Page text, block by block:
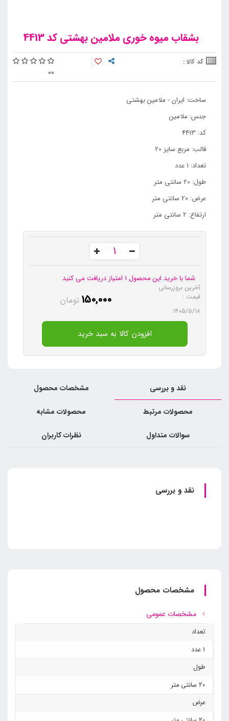
بشقاب میوه خوری ملامین بهشتی کد 4413
کد کالا :
00
ساخت: ایران - ملامین بهشتی
جنس: ملامین
کد: 4413
قالب: مربع سایز 20
تعداد: 1 عدد
طول: 20 سانتی متر
عرض: 20 سانتی متر
ارتفاع: 2 سانتی متر
شما با خرید این محصول 1 امتیاز دریافت می کنید
آخرین بروزرسانی
قیمت :
۱۴۰۵/۵/۱۸
150,000 تومان
افزودن کالا به سبد خرید
نقد و بررسی مشخصات محصول
محصولات مرتبط محصولات مشابه
سوالات متداول نظرات کاربران
نقد و بررسی
مشخصات محصول
مشخصات عمومی
تعداد
1 عدد
طول
20 سانتی متر
عرض